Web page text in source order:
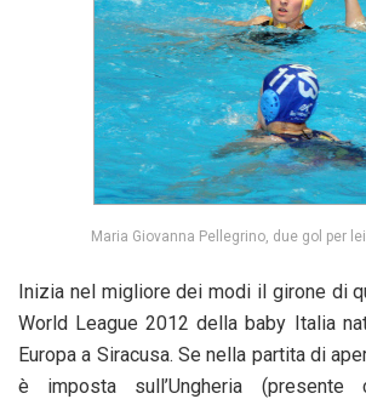
Maria Giovanna Pellegrino, due gol per
Inizia nel migliore dei modi il girone di
World League 2012 della baby Italia
Europa a Siracusa. Se nella partita di
è imposta sull’Ungheria (presente